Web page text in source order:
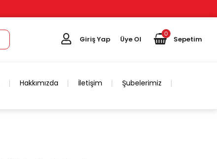
Giriş Yap Üye Ol
0
Sepetim
Hakkımızda İletişim Şubelerimiz